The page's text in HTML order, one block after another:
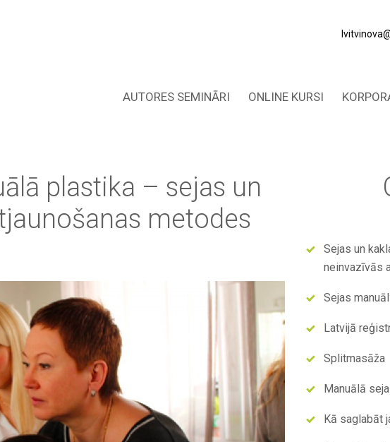
AUTORES SEMINĀRI ONLINE KURSI
plastika – sejas un
metodes
Sejas un
neinvazīvās
Sejas
Latvijā
Splitmasāža
Manuālā
Kā saglabāt